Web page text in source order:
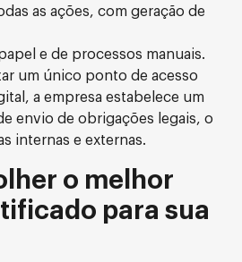
as ações, com geração de
e de processos manuais.
um único ponto de acesso
a empresa estabelece um
envio de obrigações legais, o
internas e externas.
o melhor
para sua